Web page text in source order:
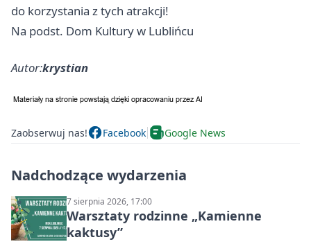
do korzystania z tych atrakcji!
Na podst. Dom Kultury w Lublińcu
Autor:krystian
Zaobserwuj nas! Facebook Google News
Nadchodzące wydarzenia
7 sierpnia 2026, 17:00
Warsztaty rodzinne „Kamienne
kaktusy”